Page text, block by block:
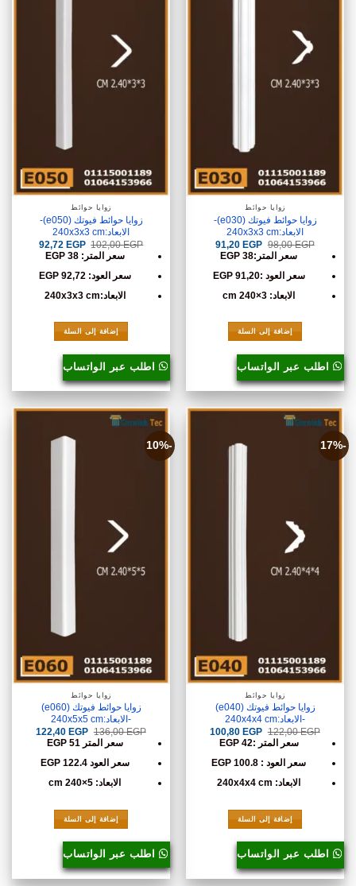
زوايا حوائط
زوايا حوائط فيوتك (e030)-
الابعاد:240x3x3 cm
98,00EGP
السعر
الأصلي
هو:
98,00 EGP.
91,20EGP
السعر
91,20 EGP.
سعر المتر:38 EGP
سعر العود :91,20
EGP
الابعاد: 3×240 cm
إضافة إلى السلة
اطلب عبر الواتساب
زوايا حوائط
زوايا حوائط فيوتك (e050)-
الابعاد:240x3x3 cm
102,00EGP
السعر
الأصلي
هو:
102,00 EGP.
92,72 EGP
السعر
92,72 EGP.
سعر المتر: 38 EGP
سعر العود: 92,72 EGP
الابعاد:240x3x3 cm
إضافة إلى السلة
اطلب عبر الواتساب
-17%
زوايا حوائط
زوايا حوائط فيوتك (e040)
-الابعاد:240x4x4 cm
122,00EGP
السعر
الأصلي
هو:
122,00 EGP.
100,80 EGP
السعر
سعر المتر :42 EGP
سعر العود : 100.8 EGP
الابعاد: 240x4x4 cm
إضافة إلى السلة
اطلب عبر الواتساب
-10%
زوايا حوائط
زوايا حوائط فيوتك (e060)
-الابعاد:240x5x5 cm
136,00EGP
السعر
الأصلي
هو:
136,00 EGP.
122,40 EGP
السعر
سعر المتر 51 EGP
سعر العود 122.4 EGP
الابعاد: 5×240 cm
إضافة إلى السلة
اطلب عبر الواتساب